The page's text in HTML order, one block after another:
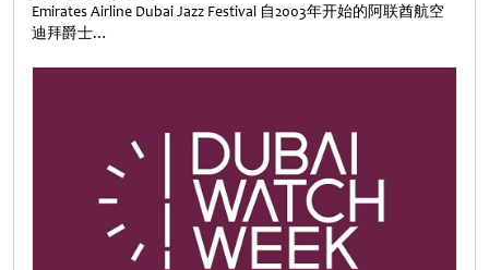
Emirates Airline Dubai Jazz Festival 自2003年开始的阿联酋航空
迪拜爵士…